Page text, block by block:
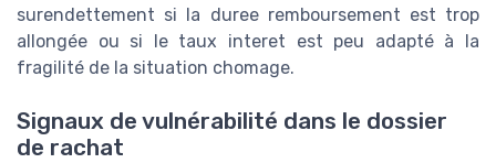
surendettement si la duree remboursement est trop
allongée ou si le taux interet est peu adapté à la
fragilité de la situation chomage.
Signaux de vulnérabilité dans le dossier
de rachat